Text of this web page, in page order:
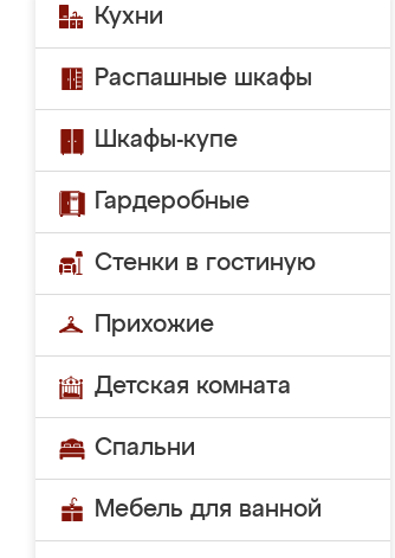
Кухни
Распашные шкафы
Шкафы-купе
Гардеробные
Стенки в гостиную
Прихожие
Детская комната
Спальни
Мебель для ванной